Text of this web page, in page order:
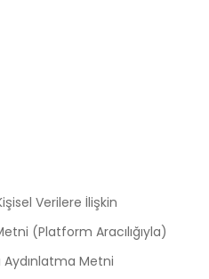
Verilere İlişkin
(Platform Aracılığıyla)
Aydınlatma Metni